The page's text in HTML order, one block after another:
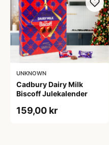
UNKNOWN
Cadbury Dairy Milk
Biscoff Julekalender
159,00 kr